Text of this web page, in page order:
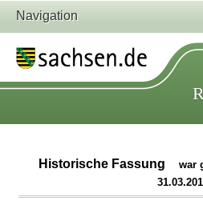
Navigation
Historische Fassung
war